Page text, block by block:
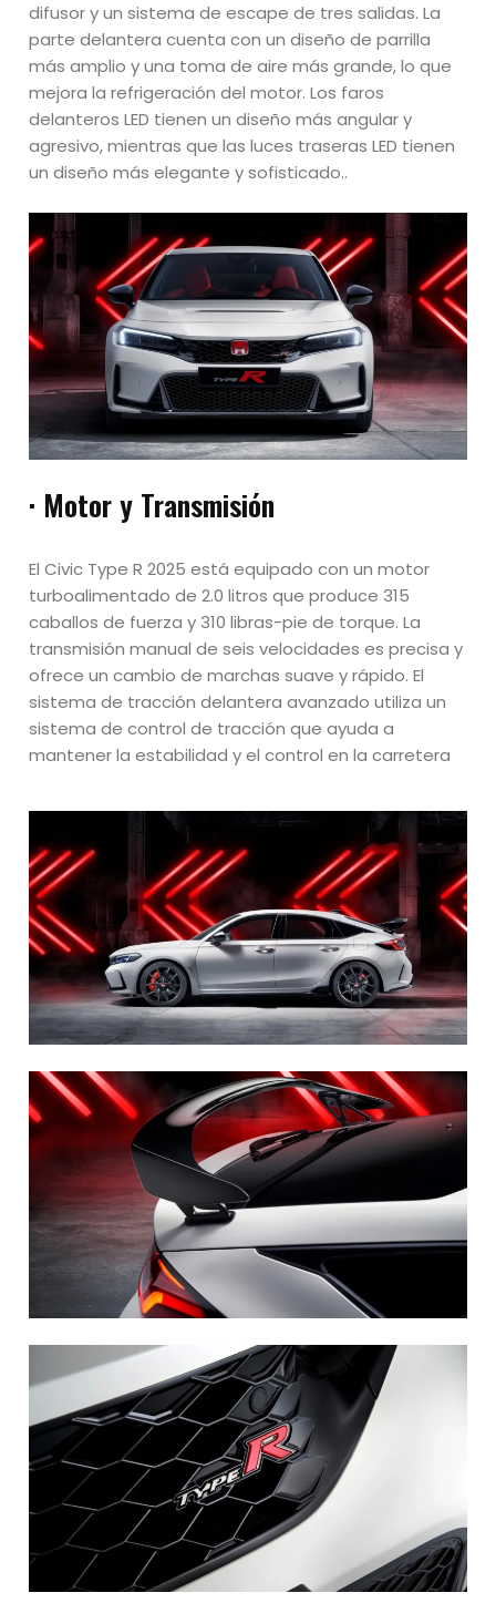
difusor y un sistema de escape de tres salidas. La
parte delantera cuenta con un diseño de parrilla
más amplio y una toma de aire más grande, lo que
mejora la refrigeración del motor. Los faros
delanteros LED tienen un diseño más angular y
agresivo, mientras que las luces traseras LED tienen
un diseño más elegante y sofisticado..
· Motor y Transmisión
El Civic Type R 2025 está equipado con un motor
turboalimentado de 2.0 litros que produce 315
caballos de fuerza y 310 libras-pie de torque. La
transmisión manual de seis velocidades es precisa y
ofrece un cambio de marchas suave y rápido. El
sistema de tracción delantera avanzado utiliza un
sistema de control de tracción que ayuda a
mantener la estabilidad y el control en la carretera